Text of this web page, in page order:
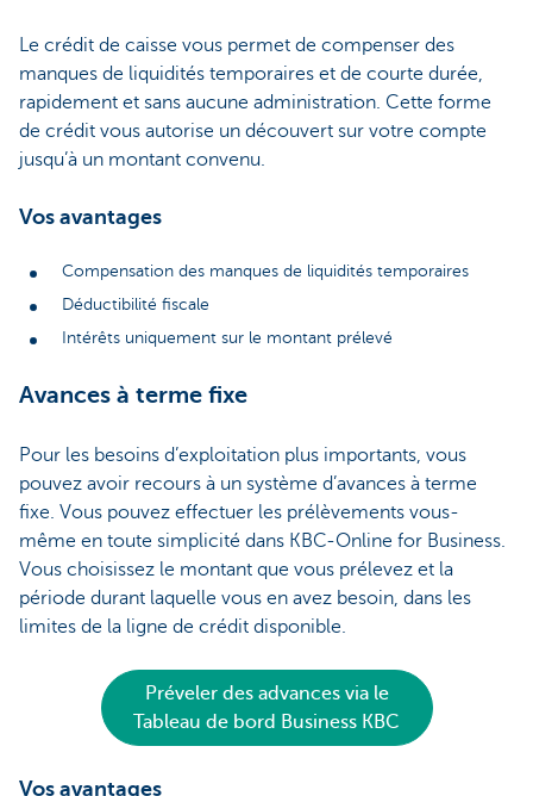
Le crédit de caisse vous permet de compenser des
manques de liquidités temporaires et de courte durée,
rapidement et sans aucune administration. Cette forme
de crédit vous autorise un découvert sur votre compte
jusqu’à un montant convenu.
Vos avantages
Compensation des manques de liquidités temporaires
Déductibilité fiscale
Intérêts uniquement sur le montant prélevé
Avances à terme fixe
Pour les besoins d’exploitation plus importants, vous
pouvez avoir recours à un système d’avances à terme
fixe. Vous pouvez effectuer les prélèvements vous-
même en toute simplicité dans KBC-Online for Business.
Vous choisissez le montant que vous prélevez et la
période durant laquelle vous en avez besoin, dans les
limites de la ligne de crédit disponible.
Préveler des advances via le
Tableau de bord Business KBC
Vos avantages